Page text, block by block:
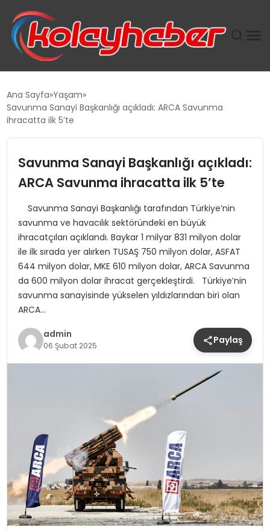
SUWEN’IN İSTIHDAM MODELI EKONOMIDE KADIN
TANYER YAPI ZEMIN MÜHENDISLIĞINDE HEDEF
BÜYÜTTÜ
TOROSLAR’DA PAZAR GERGİNLİĞİ!
Ana Sayfa Yaşam
Savunma Sanayi Başkanlığı açıkladı: ARCA Savunma
ihracatta ilk 5’te
Savunma Sanayi Başkanlığı açıkladı:
ARCA Savunma ihracatta ilk 5’te
Savunma Sanayi Başkanlığı tarafından Türkiye’nin
savunma ve havacılık sektöründeki en büyük
ihracatçıları açıklandı. Baykar 1 milyar 831 milyon dolar
ile ilk sırada yer alırken TUSAŞ 750 milyon dolar, ASFAT
644 milyon dolar, MKE 610 milyon dolar, ARCA Savunma
da 600 milyon dolar ihracat gerçekleştirdi. Türkiye’nin
savunma sanayisinde yükselen yıldızlarından biri olan
ARCA…
admin
06 Şubat 2025 Paylaş